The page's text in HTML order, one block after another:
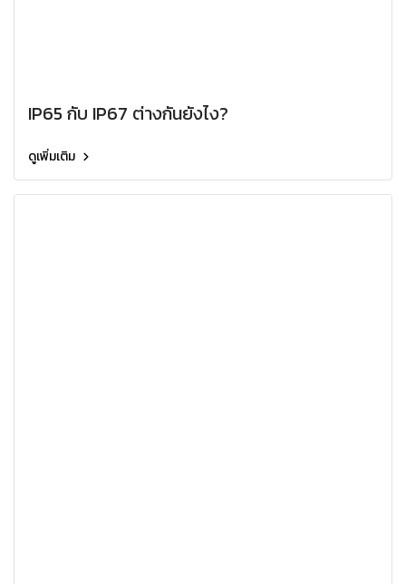
IP65 กับ IP67 ต่างกันยังไง?
ดูเพิ่มเติม